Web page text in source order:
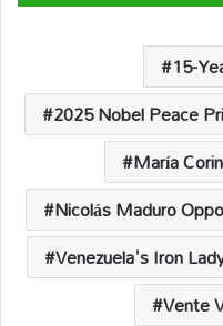
p
p
o
o
k
15-
2025 Nobel Peace
María
Nicolás Maduro
Venezuela's Iron
Vente